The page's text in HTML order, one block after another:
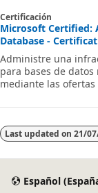
Certificación
Microsoft Certified:
Database -
Administre una
para bases de
mediante las ofertas
Last updated on 21/
Español